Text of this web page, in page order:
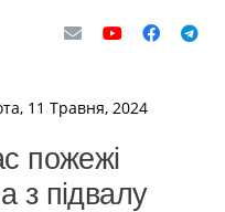
11 Травня, 2024
пожежі
з підвалу